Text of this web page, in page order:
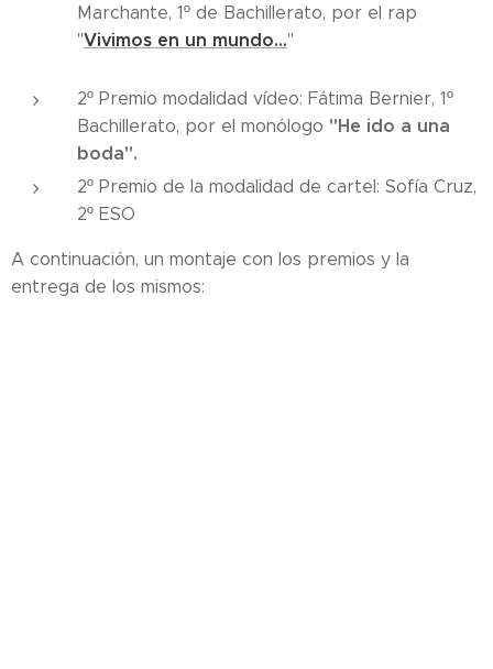
Marchante, 1º de Bachillerato, por el rap
"Vivimos en un mundo..."
2º Premio modalidad vídeo: Fátima Bernier, 1º
Bachillerato, por el monólogo "He ido a una
boda".
2º Premio de la modalidad de cartel: Sofía Cruz,
2º ESO
A continuación, un montaje con los premios y la
entrega de los mismos: